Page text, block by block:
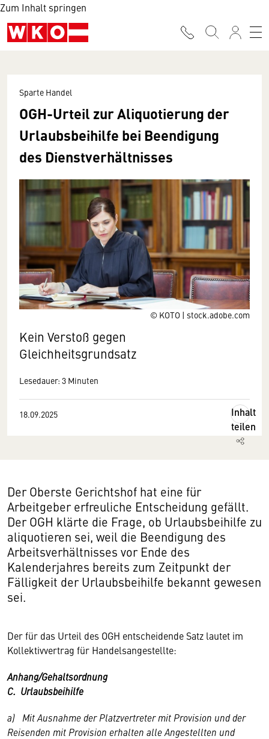
Zum Inhalt springen
© KOTO | stock.adobe.com
Sparte Handel
OGH-Urteil zur Aliquotierung der
Urlaubsbeihilfe bei Beendigung
des Dienstverhältnisses
Kein Verstoß gegen
Gleichheitsgrundsatz
Lesedauer: 3 Minuten
18.09.2025
Inhalt
teilen
Der Oberste Gerichtshof hat eine für
Arbeitgeber erfreuliche Entscheidung gefällt.
Der OGH klärte die Frage, ob Urlaubsbeihilfe zu
aliquotieren sei, weil die Beendigung des
Arbeitsverhältnisses vor Ende des
Kalenderjahres bereits zum Zeitpunkt der
Fälligkeit der Urlaubsbeihilfe bekannt gewesen
sei.
Der für das Urteil des OGH entscheidende Satz lautet im
Kollektivvertrag für Handelsangestellte:
Anhang/Gehaltsordnung
C. Urlaubsbeihilfe
a) Mit Ausnahme der Platzvertreter mit Provision und der
Reisenden mit Provision erhalten alle Angestellten und